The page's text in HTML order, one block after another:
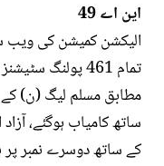
این اے 49
تمام 461
کے ساتھ دوسرے نمبر پر